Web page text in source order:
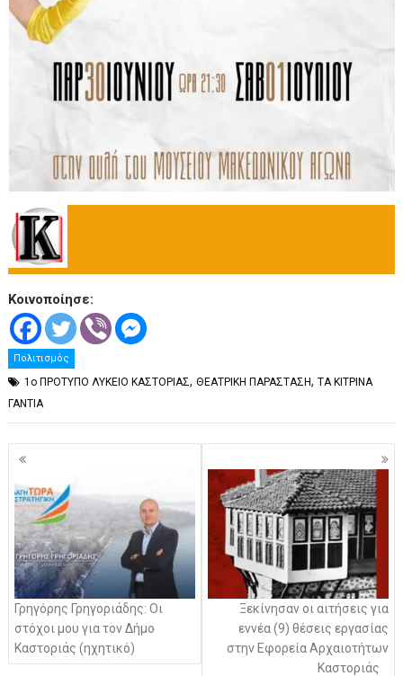
Κοινοποίησε:
Πολιτισμός
1ο ΠΡΟΤΥΠΟ ΛΥΚΕΙΟ ΚΑΣΤΟΡΙΑΣ,ΘΕΑΤΡΙΚΗ ΠΑΡΑΣΤΑΣΗ,ΤΑ ΚΙΤΡΙΝΑ
ΓΑΝΤΙΑ
Πλοήγηση
Γρηγόρης Γρηγοριάδης: Οι
στόχοι μου για τον Δήμο
Καστοριάς (ηχητικό)
Ξεκίνησαν οι αιτήσεις για
εννέα (9) θέσεις εργασίας
στην Εφορεία Αρχαιοτήτων
Καστοριάς